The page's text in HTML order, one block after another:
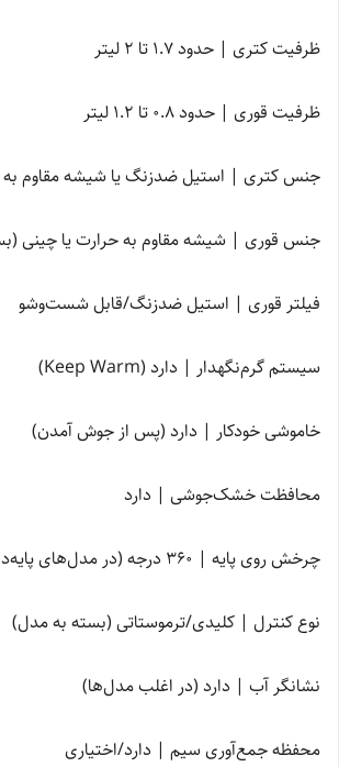
ظرفیت کتری | حدود 1.7 تا 2 لیتر
ظرفیت قوری | حدود 0.8 تا 1.2 لیتر
جنس کتری | استیل ضدزنگ یا شیشه مقاوم به
جنس قوری | شیشه مقاوم به حرارت یا چینی
فیلتر قوری | استیل ضدزنگ/قابل شست‌وشو
سیستم گرم‌نگهدار | دارد (Keep Warm)
خاموشی خودکار | دارد (پس از جوش آمدن)
محافظت خشک‌جوشی | دارد
چرخش روی پایه | 360 درجه (در مدل‌های پایه‌دار)
نوع کنترل | کلیدی/ترموستاتی (بسته به مدل)
نشانگر آب | دارد (در اغلب مدل‌ها)
محفظه جمع‌آوری سیم | دارد/اختیاری